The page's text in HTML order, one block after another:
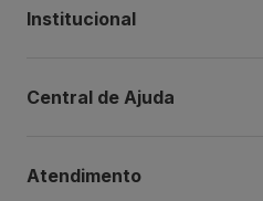
Institucional
Central de Ajuda
Atendimento